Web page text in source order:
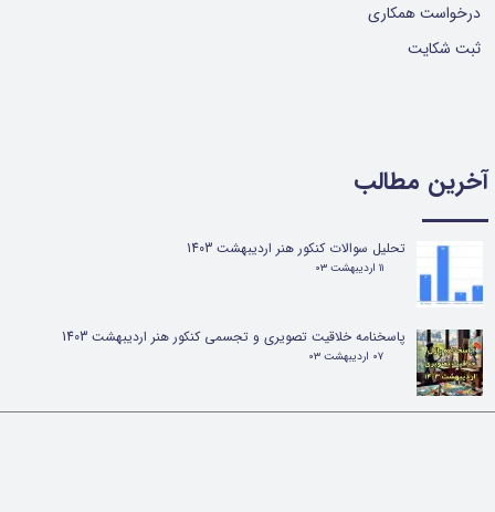
آخرین مطالب
تحلیل سوالات کنکور هنر اردیبهشت 1403
۱۱ اردیبهشت ۰۳
پاسخنامه خلاقیت تصویری و تجسمی کنکور هنر اردیبهشت 1403
۰۷ اردیبهشت ۰۳
درخواست همکاری
ثبت شکایت